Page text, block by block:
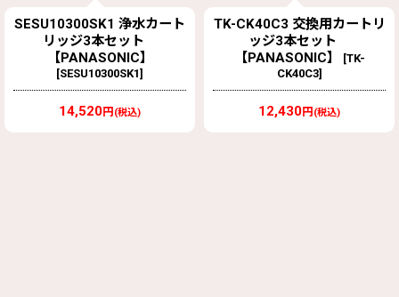
SESU10300SK1 浄水カート
リッジ3本セット
【PANASONIC】
[SESU10300SK1]
14,520円 (税込)
TK-CK40C3 交換用カートリ
ッジ3本セット
【PANASONIC】
[TK-
CK40C3]
12,430円 (税込)